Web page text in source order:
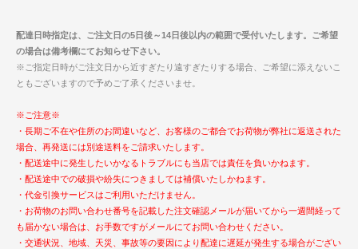
配達日時指定は、ご注文日の5日後～14日後以内の範囲で受付いたします。ご希望
の場合は備考欄にてお知らせ下さい。
※ご指定日時がご注文日から近すぎたり遠すぎたりする場合、ご希望に添えないこ
ともございますので予めご了承くださいませ。
※ご注意※
・長期ご不在や住所のお間違いなど、お客様のご都合でお荷物が弊社に返送された
場合、再発送には別途送料をご請求いたします。
・配送途中に発生したいかなるトラブルにも当店では責任を負いかねます。
・配送途中での破損や紛失につきましては補償いたしかねます。
・代金引換サービスはご利用いただけません。
・お荷物のお問い合わせ番号を記載した注文確認メールが届いてから一週間経って
も届かない場合は、お手数ですがメールにてお問い合わせください。
・交通状況、地域、天災、事故等の要因により配達に遅延が発生する場合がござい